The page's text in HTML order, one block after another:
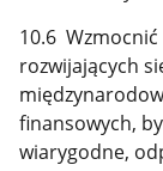
10.6
rozwijających
finansowych,
wiarygodne,